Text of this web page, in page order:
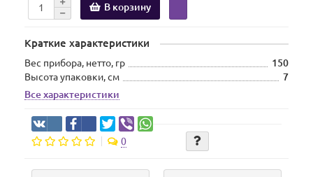
В корзину
Краткие характеристики
Вес прибора, нетто, гр
150
Высота упаковки, см
7
Все характеристики
0